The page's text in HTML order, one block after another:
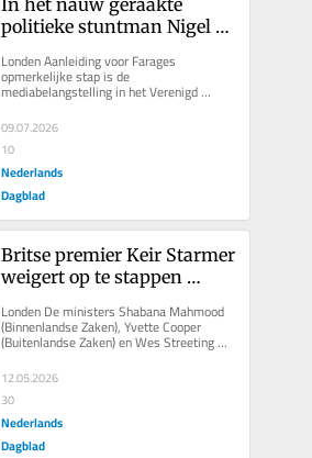
politieke stuntman Nigel
en waagt een curieuze gok
Londen Aanleiding voor Farages
opmerkelijke stap is de
mediabelangstelling in het Verenigd
Koninkrijk voor dubieuze financiële giften
aan de leider...
09.07.2026
10
Nederlands
Dagblad
Britse premier Keir Starmer
weigert op te stappen
zijn eigen ministers
Londen De ministers Shabana Mahmood
(Binnenlandse Zaken), Yvette Cooper
(Buitenlandse Zaken) en Wes Streeting
(Volksgezondheid) hebben volgens Britse...
12.05.2026
30
Nederlands
Dagblad